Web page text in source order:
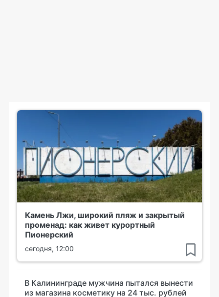
Камень Лжи, широкий пляж и закрытый
променад: как живет курортный
Пионерский
сегодня, 12:00
В Калининграде мужчина пытался вынести
из магазина косметику на 24 тыс. рублей